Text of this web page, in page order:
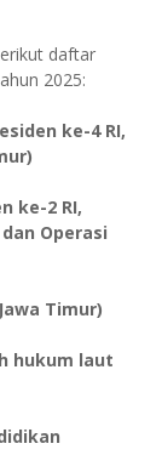
daftar
2025:
ke-4 RI,
ke-2 RI,
Operasi
Timur)
hukum laut